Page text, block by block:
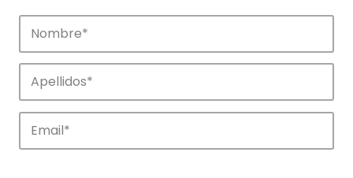
Noticias
Conoce las noticias más destacadas de
APTE y sus parques científicos y